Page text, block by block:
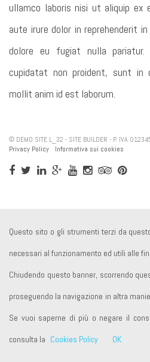
ullamco laboris nisi ut aliquip ex
aute irure dolor in reprehenderit
dolore eu fugiat nulla
cupidatat non proident, sunt in
mollit anim id est laborum.
© DEMO SITE L_32 - SITE BUILDER - P. IVA
Privacy Policy
Informativa sui cookies
Questo sito o gli strumenti terzi da
necessari al funzionamento ed utili alle
Chiudendo questo banner, scorrendo
proseguendo la navigazione in altra
Se vuoi saperne di più o negare il
consulta la Cookies Policy OK